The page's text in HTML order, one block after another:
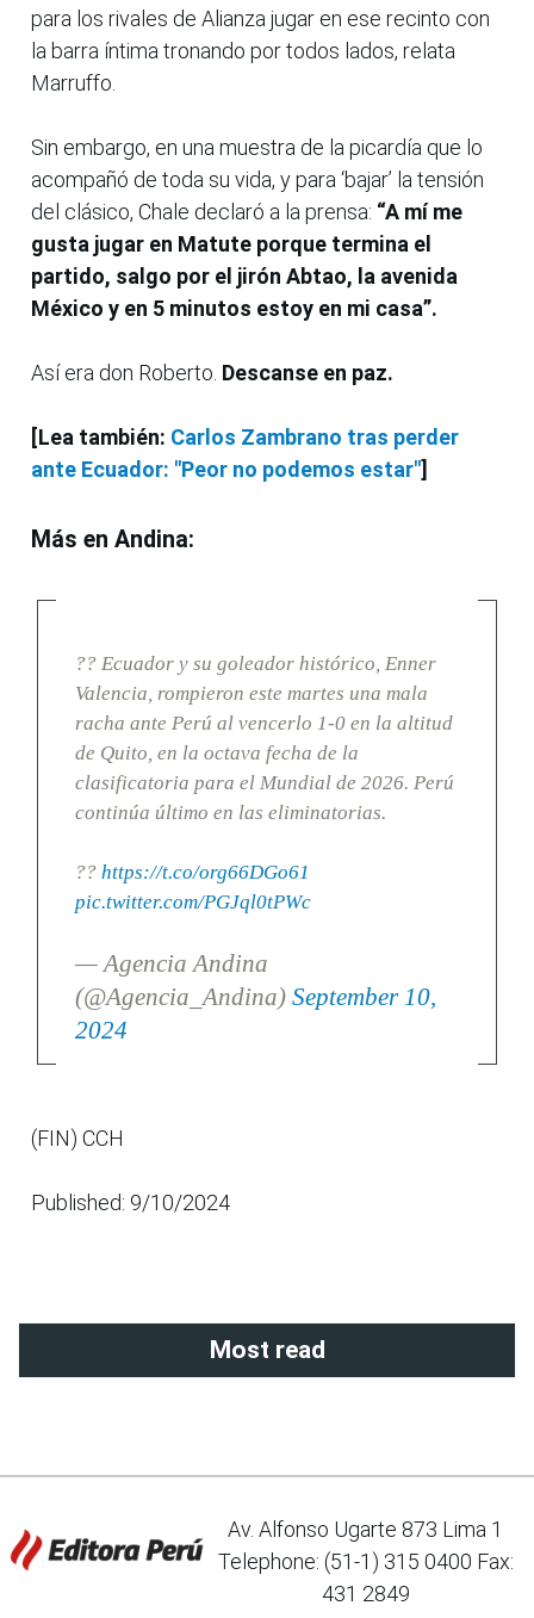
para los rivales de Alianza jugar en ese recinto con
la barra íntima tronando por todos lados, relata
Marruffo.
Sin embargo, en una muestra de la picardía que lo
acompañó de toda su vida, y para ‘bajar’ la tensión
del clásico, Chale declaró a la prensa: “A mí me
gusta jugar en Matute porque termina el
partido, salgo por el jirón Abtao, la avenida
México y en 5 minutos estoy en mi casa”.
Así era don Roberto. Descanse en paz.
[Lea también: Carlos Zambrano tras perder
ante Ecuador: "Peor no podemos estar"]
Más en Andina:
?? Ecuador y su goleador histórico, Enner
Valencia, rompieron este martes una mala
racha ante Perú al vencerlo 1-0 en la altitud
de Quito, en la octava fecha de la
clasificatoria para el Mundial de 2026. Perú
continúa último en las eliminatorias.
?? https://t.co/org66DGo61
pic.twitter.com/PGJql0tPWc
— Agencia Andina
(@Agencia_Andina) September 10,
2024
(FIN) CCH
Published: 9/10/2024
Most read
Av. Alfonso Ugarte 873 Lima 1
Telephone: (51-1) 315 0400 Fax:
431 2849